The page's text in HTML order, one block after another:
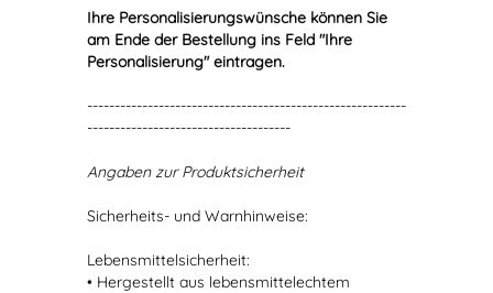
Ihre Personalisierungswünsche können Sie
am Ende der Bestellung ins Feld "Ihre
Personalisierung" eintragen.
----------------------------------------------------------
-------------------------------------
Angaben zur Produktsicherheit
Sicherheits- und Warnhinweise:
Lebensmittelsicherheit:
• Hergestellt aus lebensmittelechtem